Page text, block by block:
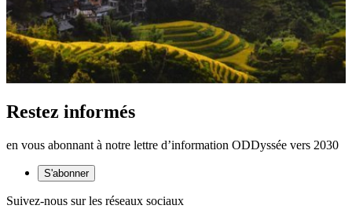
Restez informés
en vous abonnant à notre lettre d’information ODDyssée vers 2030
S'abonner
Suivez-nous sur les réseaux sociaux